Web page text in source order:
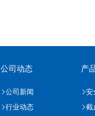
公司动态
公司新闻
行业动态
产
安
截